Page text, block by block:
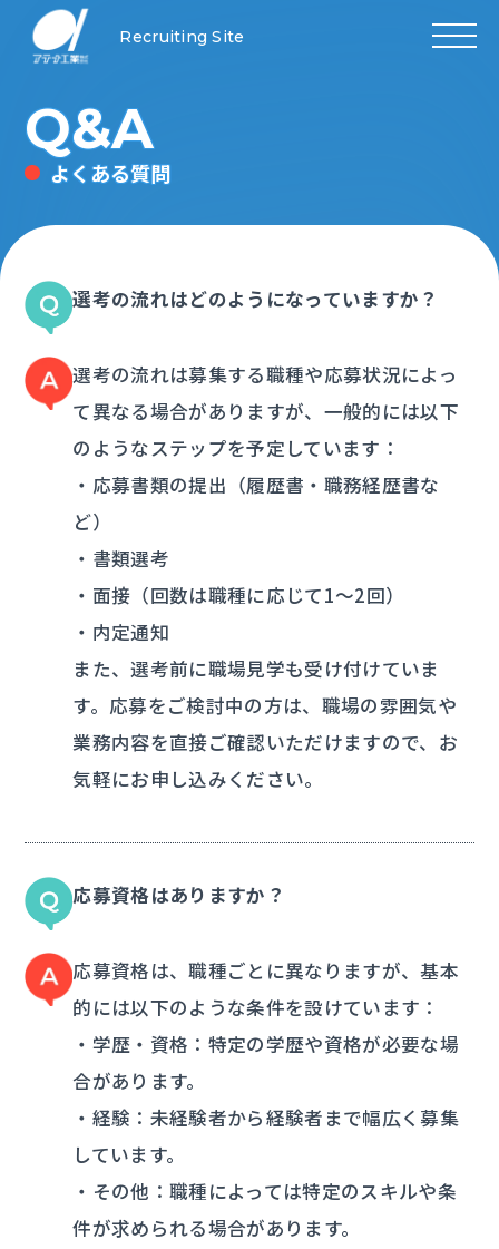
Recruiting Site
Q&A
よくある質問
選考の流れはどのようになっていますか？
選考の流れは募集する職種や応募状況によっ
て異なる場合がありますが、一般的には以下
のようなステップを予定しています：
・応募書類の提出（履歴書・職務経歴書な
ど）
・書類選考
・面接（回数は職種に応じて1～2回）
・内定通知
また、選考前に職場見学も受け付けていま
す。応募をご検討中の方は、職場の雰囲気や
業務内容を直接ご確認いただけますので、お
気軽にお申し込みください。
応募資格はありますか？
応募資格は、職種ごとに異なりますが、基本
的には以下のような条件を設けています：
・学歴・資格：特定の学歴や資格が必要な場
合があります。
・経験：未経験者から経験者まで幅広く募集
しています。
・その他：職種によっては特定のスキルや条
件が求められる場合があります。